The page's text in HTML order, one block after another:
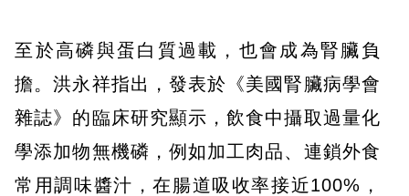
至於高磷與蛋白質過載，也會成為腎臟負
擔。洪永祥指出，發表於《美國腎臟病學會
雜誌》的臨床研究顯示，飲食中攝取過量化
學添加物無機磷，例如加工肉品、連鎖外食
常用調味醬汁，在腸道吸收率接近100%，